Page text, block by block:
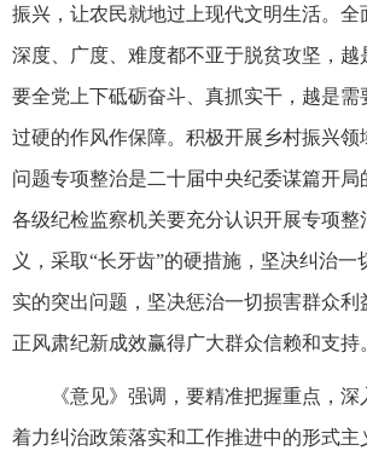
振兴，让农民就地过上现代文明生活。全
深度、广度、难度都不亚于脱贫攻坚，越
要全党上下砥砺奋斗、真抓实干，越是需
过硬的作风作保障。积极开展乡村振兴领
问题专项整治是二十届中央纪委谋篇开局
各级纪检监察机关要充分认识开展专项整
义，采取“长牙齿”的硬措施，坚决纠治一
实的突出问题，坚决惩治一切损害群众利
正风肃纪新成效赢得广大群众信赖和支持
《意见》强调，要精准把握重点，深
着力纠治政策落实和工作推进中的形式主